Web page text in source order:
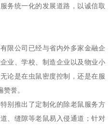
务统一化的发展道路，以诚信取
限公司已经与省内外多家金融企
业、学校、制造企业以及物业小
论是在虫鼠密度控制，还是在服
誉。
别推出了定制化的除老鼠服务方
、缝隙等老鼠易入侵通道；针对